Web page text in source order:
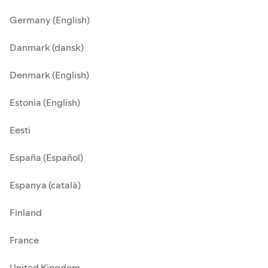
Germany (English)
Danmark (dansk)
Denmark (English)
Estonia (English)
Eesti
España (Español)
Espanya (català)
Finland
France